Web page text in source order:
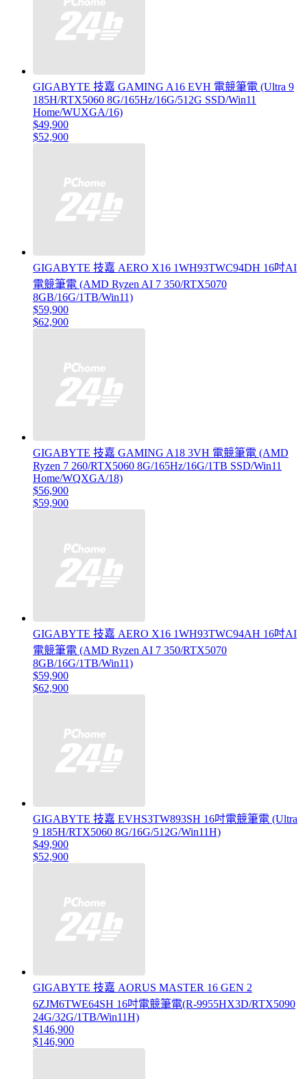
GIGABYTE 技嘉 GAMING A16 EVH 電競筆電 (Ultra 9
185H/RTX5060 8G/165Hz/16G/512G SSD/Win11
Home/WUXGA/16)
$49,900
$52,900
GIGABYTE 技嘉 AERO X16 1WH93TWC94DH 16吋AI
電競筆電 (AMD Ryzen AI 7 350/RTX5070
8GB/16G/1TB/Win11)
$59,900
$62,900
GIGABYTE 技嘉 GAMING A18 3VH 電競筆電 (AMD
Ryzen 7 260/RTX5060 8G/165Hz/16G/1TB SSD/Win11
Home/WQXGA/18)
$56,900
$59,900
GIGABYTE 技嘉 AERO X16 1WH93TWC94AH 16吋AI
電競筆電 (AMD Ryzen AI 7 350/RTX5070
8GB/16G/1TB/Win11)
$59,900
$62,900
GIGABYTE 技嘉 EVHS3TW893SH 16吋電競筆電 (Ultra
9 185H/RTX5060 8G/16G/512G/Win11H)
$49,900
$52,900
GIGABYTE 技嘉 AORUS MASTER 16 GEN 2
6ZJM6TWE64SH 16吋電競筆電(R-9955HX3D/RTX5090
24G/32G/1TB/Win11H)
$146,900
$146,900